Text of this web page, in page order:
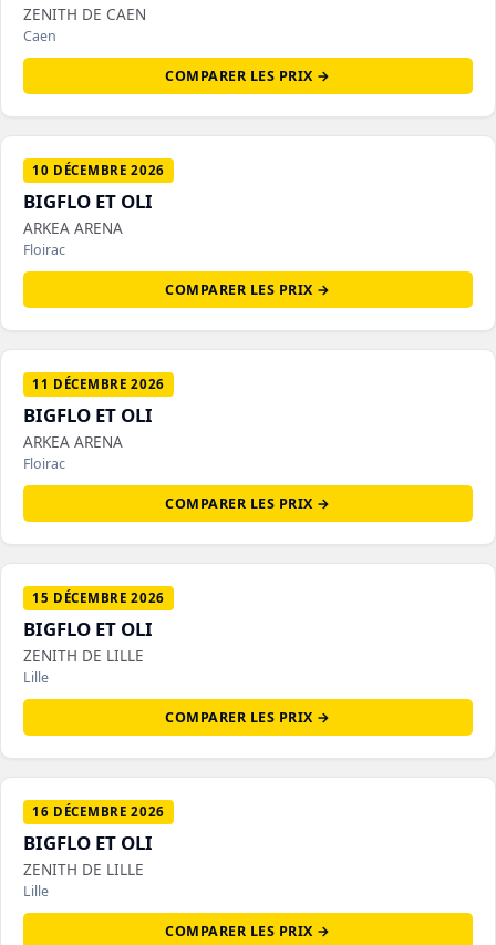
ZENITH DE CAEN
Caen
COMPARER LES PRIX →
10 DÉCEMBRE 2026
BIGFLO ET OLI
ARKEA ARENA
Floirac
COMPARER LES PRIX →
11 DÉCEMBRE 2026
BIGFLO ET OLI
ARKEA ARENA
Floirac
COMPARER LES PRIX →
15 DÉCEMBRE 2026
BIGFLO ET OLI
ZENITH DE LILLE
Lille
COMPARER LES PRIX →
16 DÉCEMBRE 2026
BIGFLO ET OLI
ZENITH DE LILLE
Lille
COMPARER LES PRIX →